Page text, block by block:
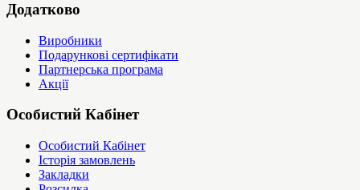
Додатково
Виробники
Подарункові сертифікати
Партнерська програма
Акції
Особистий Кабінет
Особистий Кабінет
Історія замовлень
Закладки